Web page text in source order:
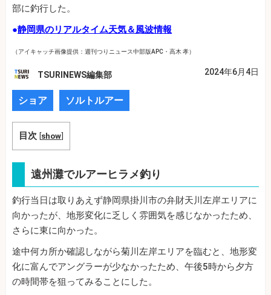
部に釣行した。
●静岡県のリアルタイム天気＆風波情報
（アイキャッチ画像提供：週刊つりニュース中部版APC・高木 孝）
TSURINEWS編集部 2024年6月4日
ショア ソルトルアー
目次 [show]
遠州灘でルアーヒラメ釣り
釣行当日は取りあえず静岡県掛川市の弁財天川左岸エリアに
向かったが、地形変化に乏しく雰囲気を感じなかったため、
さらに東に向かった。
途中何カ所か確認しながら菊川左岸エリアを臨むと、地形変
化に富んでアングラーが少なかったため、午後5時から夕方
の時間帯を狙ってみることにした。